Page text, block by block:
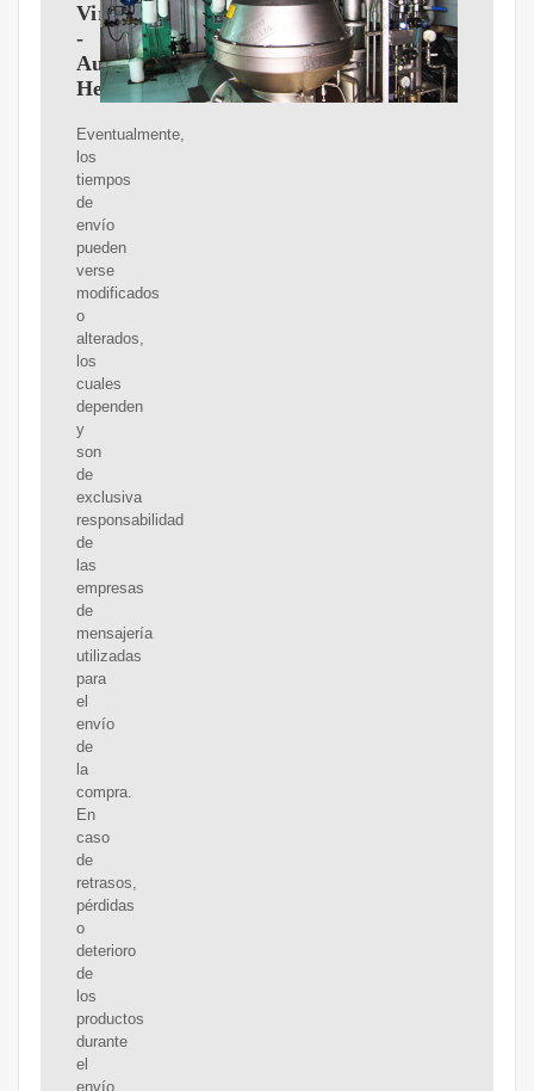
Virgen
-
Australis
Herbolaria
Eventualmente,
los
tiempos
de
envío
pueden
verse
modificados
o
alterados,
los
cuales
dependen
y
son
de
exclusiva
responsabilidad
de
las
empresas
de
mensajería
utilizadas
para
el
envío
de
la
compra.
En
caso
de
retrasos,
pérdidas
o
deterioro
de
los
productos
durante
el
envío,